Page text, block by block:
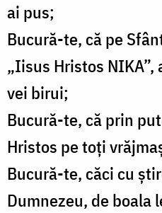
ai pus;
Bucură-te, că pe
„Iisus Hristos NIKA”,
vei birui;
Bucură-te, că prin
Hristos pe toţi
Bucură-te, căci cu
Dumnezeu, de boala